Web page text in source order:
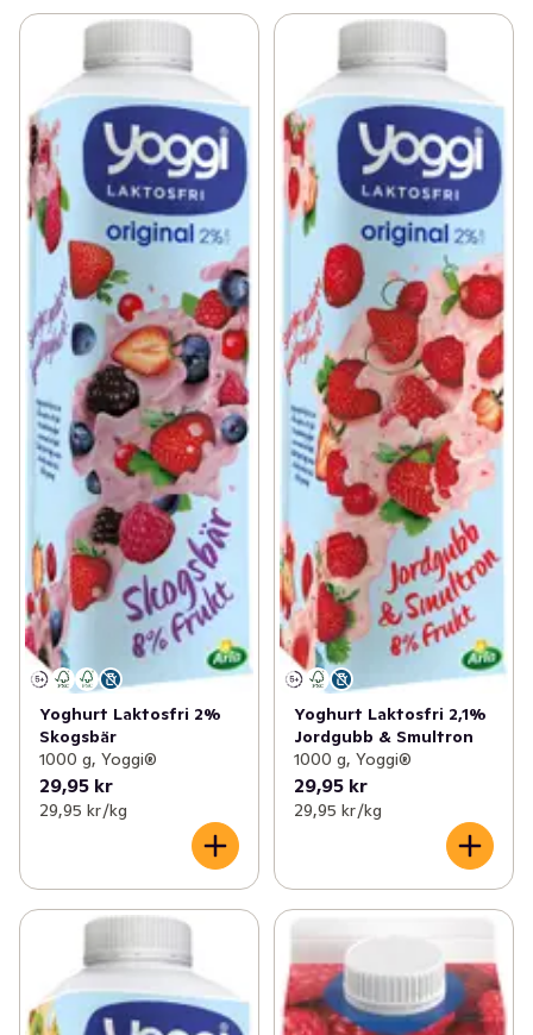
Yoghurt Laktosfri 2%
Skogsbär
1000 g, Yoggi®
29,95 kr
29,95 kr /kg
Yoghurt Laktosfri 2,1%
Jordgubb & Smultron
1000 g, Yoggi®
29,95 kr
29,95 kr /kg